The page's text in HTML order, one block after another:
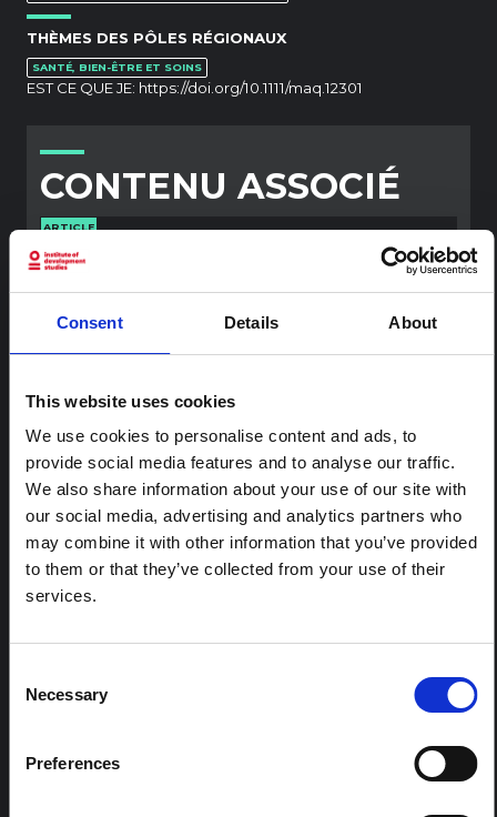
Consent Details About
This website uses cookies
We use cookies to personalise content and ads, to
provide social media features and to analyse our traffic.
We also share information about your use of our site with
our social media, advertising and analytics partners who
may combine it with other information that you’ve provided
to them or that they’ve collected from your use of their
services.
Selection
Necessary
Preferences
THÈMES DES PÔLES RÉGIONAUX
SANTÉ, BIEN-ÊTRE ET SOINS
EST CE QUE JE: https://doi.org/10.1111/maq.12301
CONTENU ASSOCIÉ
ARTICLE
Note contextuelle : Pratiques
Cette note est la deuxième produite par " le collectif
par des chercheurs en sciences sociales qui fournissent
l'épidémie d'Ebola à Bundibugyo dans l'Ituri, à l'est de
HAL Sciences ouvertes
2026
Note contextuelle sur l'épidémie
d'Ebola Bundibugyo en Ituri (2026)
Cette note fournit un contexte sur la province de l'Ituri,
réponse à Ebola, mais présente le contexte général
dans lequel le public...